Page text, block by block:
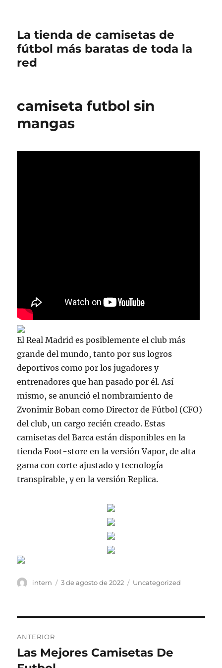
La tienda de camisetas de
fútbol más baratas de toda la
red
camiseta futbol sin
mangas
El Real Madrid es posiblemente el club más
grande del mundo, tanto por sus logros
deportivos como por los jugadores y
entrenadores que han pasado por él. Así
mismo, se anunció el nombramiento de
Zvonimir Boban como Director de Fútbol (CFO)
del club, un cargo recién creado. Estas
camisetas del Barca están disponibles en la
tienda Foot-store en la versión Vapor, de alta
gama con corte ajustado y tecnología
transpirable, y en la versión Replica.
Autor
intern
Publicado
3 de agosto de 2022 Categorías
Uncategorized
de
ANTERIOR
Entrada
anterior:
Las Mejores Camisetas De